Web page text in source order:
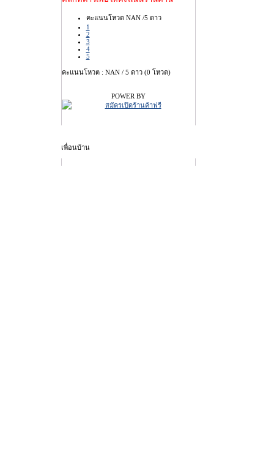
คะแนนโหวต NAN /5 ดาว
1
2
3
4
5
คะแนนโหวต : NAN / 5 ดาว (0 โหวต)
POWER BY
เพื่อนบ้าน